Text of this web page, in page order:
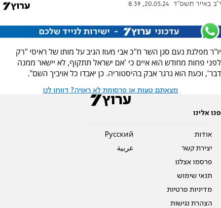
י"ב באייר תשפ"ד 20.05.24, 8:39
יו"ר מפלגת נעם סגן השר ח"כ אבי מעוז הגיב על מותו של ראיסי "רק
לפני פחות מחודש הוא איים כי 'אם ישראל תתקוף, לא יישאר ממנה
דבר', וכעת הוא גרגר אבק בהיסטוריה. כן יאבדו כל אויביך השם".
מצאתם טעות או פרסומת לא ראויה? דווחו לנו
פנו אלינו
אודות
יצירת קשר
פרסמו אצלנו
תנאי שימוש
מדיניות פרטיות
הצהרת נגישות
Pусский
عربية